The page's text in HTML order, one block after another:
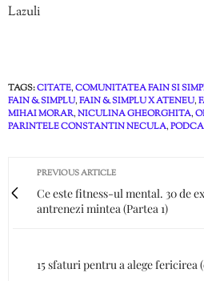
Lazuli
TAGS:CITATE,COMUNITATEA FAIN SI
FAIN & SIMPLU,FAIN & SIMPLU X ATENEU,
MIHAI MORAR,NICULINA GHEORGHITA,
PARINTELE CONSTANTIN NECULA,
PREVIOUS ARTICLE
Ce este fitness-ul mental. 30 de
antrenezi mintea (Partea 1)
15 sfaturi pentru a alege fericirea